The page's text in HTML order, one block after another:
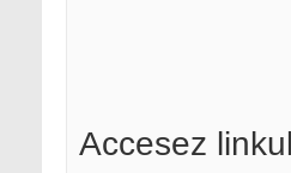
Accesez